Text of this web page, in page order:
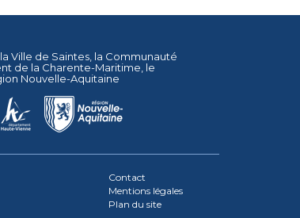
Ville de Saintes , la Communauté
de la Charente-Maritime , le
Nouvelle-Aquitaine
Contact
Mentions légales
Plan du site